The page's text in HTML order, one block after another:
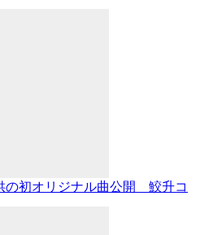
の初オリジナル曲公開 鮫升コ